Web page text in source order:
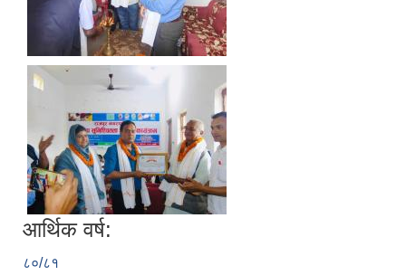
आर्थिक वर्ष:
८०/८१